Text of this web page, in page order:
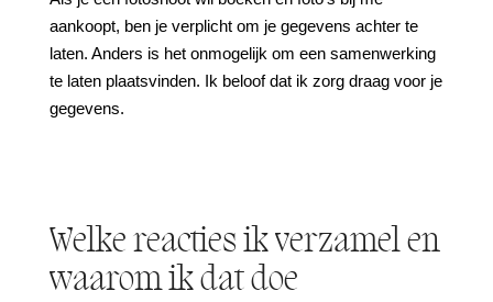
aankoopt, ben je verplicht om je gegevens achter te
laten. Anders is het onmogelijk om een samenwerking
te laten plaatsvinden. Ik beloof dat ik zorg draag voor je
gegevens.
Welke reacties ik verzamel en
waarom ik dat doe